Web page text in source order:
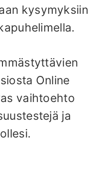
kysymyksiin
Online
vaihtoehto
ja